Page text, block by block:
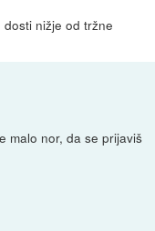
nižje od tržne
malo nor, da se prijaviš